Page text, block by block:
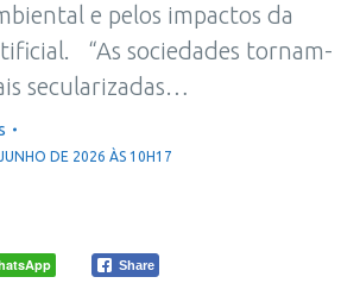
e pelos impactos da
“As sociedades tornam-
secularizadas…
DE 2026 ÀS 10H17
Share